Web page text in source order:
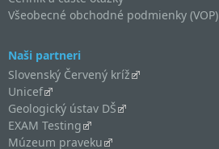
Všeobecné obchodné podmienky (VOP)
Naši partneri
Slovenský Červený kríž
Unicef
Geologický ústav DŠ
EXAM Testing
Múzeum praveku